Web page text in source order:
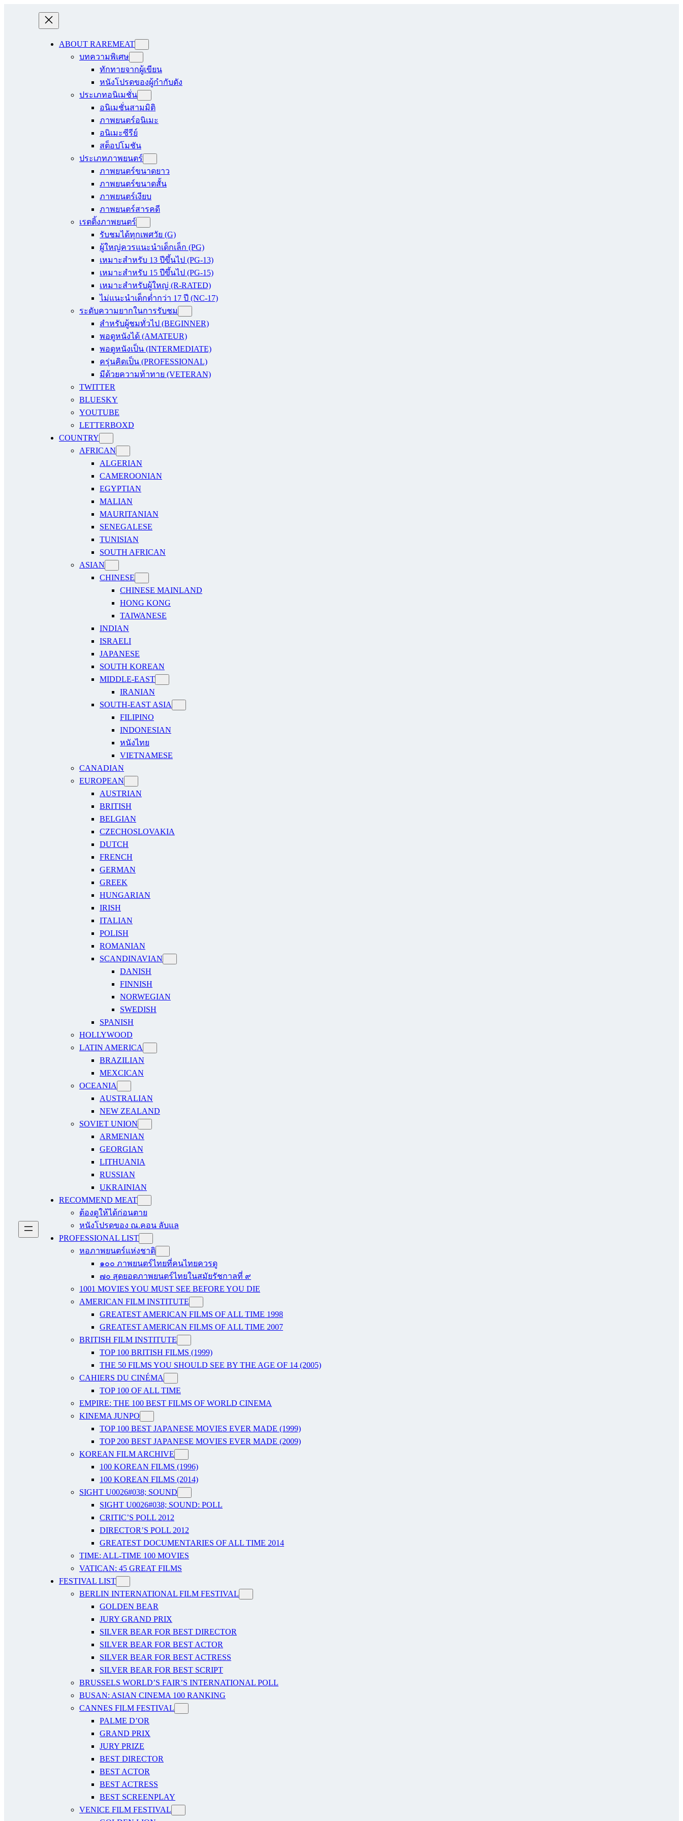
ABOUT RAREMEAT
บทความพิเศษ
ทักทายจากผู้เขียน
หนังโปรดของผู้กำกับดัง
ประเภทอนิเมชั่น
อนิเมชั่นสามมิติ
ภาพยนตร์อนิเมะ
อนิเมะซีรีย์
สต็อปโมชัน
ประเภทภาพยนตร์
ภาพยนตร์ขนาดยาว
ภาพยนตร์ขนาดสั้น
ภาพยนตร์เงียบ
ภาพยนตร์สารคดี
เรตติ้งภาพยนตร์
รับชมได้ทุกเพศวัย (G)
ผู้ใหญ่ควรแนะนำเด็กเล็ก (PG)
เหมาะสำหรับ 13 ปีขึ้นไป (PG-13)
เหมาะสำหรับ 15 ปีขึ้นไป (PG-15)
เหมาะสำหรับผู้ใหญ่ (R-RATED)
ไม่แนะนำเด็กต่ำกว่า 17 ปี (NC-17)
ระดับความยากในการรับชม
สำหรับผู้ชมทั่วไป (BEGINNER)
พอดูหนังได้ (AMATEUR)
พอดูหนังเป็น (INTERMEDIATE)
ครุ่นคิดเป็น (PROFESSIONAL)
มีด้วยความท้าทาย (VETERAN)
TWITTER
BLUESKY
YOUTUBE
LETTERBOXD
COUNTRY
AFRICAN
ALGERIAN
CAMEROONIAN
EGYPTIAN
MALIAN
MAURITANIAN
SENEGALESE
TUNISIAN
SOUTH AFRICAN
ASIAN
CHINESE
CHINESE MAINLAND
HONG KONG
TAIWANESE
INDIAN
ISRAELI
JAPANESE
SOUTH KOREAN
MIDDLE-EAST
IRANIAN
SOUTH-EAST ASIA
FILIPINO
INDONESIAN
หนังไทย
VIETNAMESE
CANADIAN
EUROPEAN
AUSTRIAN
BRITISH
BELGIAN
CZECHOSLOVAKIA
DUTCH
FRENCH
GERMAN
GREEK
HUNGARIAN
IRISH
ITALIAN
POLISH
ROMANIAN
SCANDINAVIAN
DANISH
FINNISH
NORWEGIAN
SWEDISH
SPANISH
HOLLYWOOD
LATIN AMERICA
BRAZILIAN
MEXCICAN
OCEANIA
AUSTRALIAN
NEW ZEALAND
SOVIET UNION
ARMENIAN
GEORGIAN
LITHUANIA
RUSSIAN
UKRAINIAN
RECOMMEND MEAT
ต้องดูให้ได้ก่อนตาย
หนังโปรดของ ณ.คอน ลับแล
PROFESSIONAL LIST
หอภาพยนตร์แห่งชาติ
๑๐๐ ภาพยนตร์ไทยที่คนไทยควรดู
๗๐ สุดยอดภาพยนตร์ไทยในสมัยรัชกาลที่ ๙
1001 MOVIES YOU MUST SEE BEFORE YOU DIE
AMERICAN FILM INSTITUTE
GREATEST AMERICAN FILMS OF ALL TIME 1998
GREATEST AMERICAN FILMS OF ALL TIME 2007
BRITISH FILM INSTITUTE
TOP 100 BRITISH FILMS (1999)
THE 50 FILMS YOU SHOULD SEE BY THE AGE OF 14 (2005)
CAHIERS DU CINÉMA
TOP 100 OF ALL TIME
EMPIRE: THE 100 BEST FILMS OF WORLD CINEMA
KINEMA JUNPO
TOP 100 BEST JAPANESE MOVIES EVER MADE (1999)
TOP 200 BEST JAPANESE MOVIES EVER MADE (2009)
KOREAN FILM ARCHIVE
100 KOREAN FILMS (1996)
100 KOREAN FILMS (2014)
SIGHT U0026#038; SOUND
SIGHT U0026#038; SOUND: POLL
CRITIC’S POLL 2012
DIRECTOR’S POLL 2012
GREATEST DOCUMENTARIES OF ALL TIME 2014
TIME: ALL-TIME 100 MOVIES
VATICAN: 45 GREAT FILMS
FESTIVAL LIST
BERLIN INTERNATIONAL FILM FESTIVAL
GOLDEN BEAR
JURY GRAND PRIX
SILVER BEAR FOR BEST DIRECTOR
SILVER BEAR FOR BEST ACTOR
SILVER BEAR FOR BEST ACTRESS
SILVER BEAR FOR BEST SCRIPT
BRUSSELS WORLD’S FAIR’S INTERNATIONAL POLL
BUSAN: ASIAN CINEMA 100 RANKING
CANNES FILM FESTIVAL
PALME D’OR
GRAND PRIX
JURY PRIZE
BEST DIRECTOR
BEST ACTOR
BEST ACTRESS
BEST SCREENPLAY
VENICE FILM FESTIVAL